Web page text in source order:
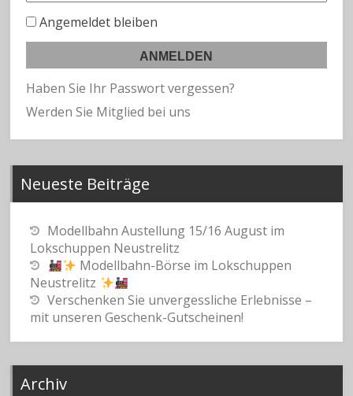
Angemeldet bleiben
Haben Sie Ihr Passwort vergessen?
Werden Sie Mitglied bei uns
Neueste Beiträge
Modellbahn Austellung 15/16 August im
Lokschuppen Neustrelitz
Modellbahn-Börse im Lokschuppen
Neustrelitz
Verschenken Sie unvergessliche Erlebnisse –
mit unseren Geschenk-Gutscheinen!
Archiv